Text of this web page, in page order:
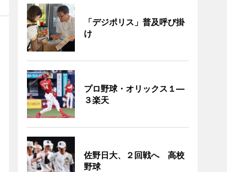
「デジポリス」普及呼び掛
け
プロ野球・オリックス１―
３楽天
佐野日大、２回戦へ 高校
野球